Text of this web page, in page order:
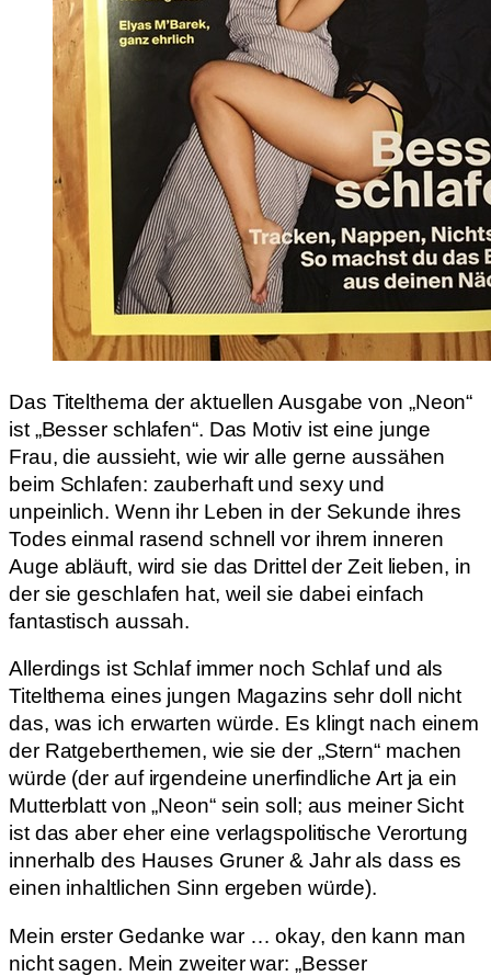
Das Titelthema der aktuellen Ausgabe von „Neon“
ist „Besser schlafen“. Das Motiv ist eine junge
Frau, die aussieht, wie wir alle gerne aussähen
beim Schlafen: zauberhaft und sexy und
unpeinlich. Wenn ihr Leben in der Sekunde ihres
Todes einmal rasend schnell vor ihrem inneren
Auge abläuft, wird sie das Drittel der Zeit lieben, in
der sie geschlafen hat, weil sie dabei einfach
fantastisch aussah.
Allerdings ist Schlaf immer noch Schlaf und als
Titelthema eines jungen Magazins sehr doll nicht
das, was ich erwarten würde. Es klingt nach einem
der Ratgeberthemen, wie sie der „Stern“ machen
würde (der auf irgendeine unerfindliche Art ja ein
Mutterblatt von „Neon“ sein soll; aus meiner Sicht
ist das aber eher eine verlagspolitische Verortung
innerhalb des Hauses Gruner & Jahr als dass es
einen inhaltlichen Sinn ergeben würde).
Mein erster Gedanke war … okay, den kann man
nicht sagen. Mein zweiter war: „Besser